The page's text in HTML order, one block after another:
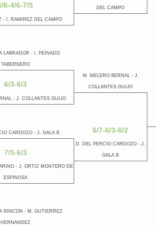
6-4/6-7/5 DEL CAMPO
- I. RAMIREZ DEL CAMPO
LABRADOR - I. PEINADO
TABERNERO
6/3-6/3
M. MELERO BERNAL - J.
COLLANTES GUIJO
- J. COLLANTES GUIJO
6/7-6/3-6/2
CARDOZO - J. GALA B
7/5-6/3
D. DEL PERCIO CARDOZO - J.
GALA B
- J. ORTIZ MONTERO DE
ESPINOSA
RINCON - M. GUTIERREZ
HERNANDEZ